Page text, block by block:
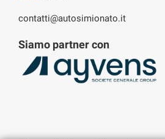
contatti@autosimionato.it
Siamo partner con